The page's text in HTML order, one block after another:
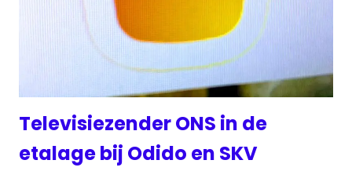
Televisiezender ONS in de
etalage bij Odido en SKV